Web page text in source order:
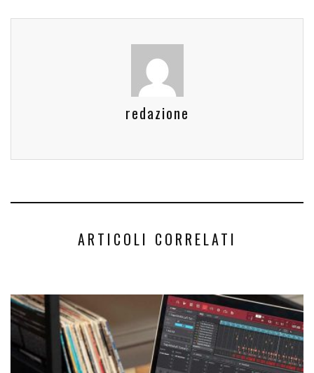
redazione
ARTICOLI CORRELATI